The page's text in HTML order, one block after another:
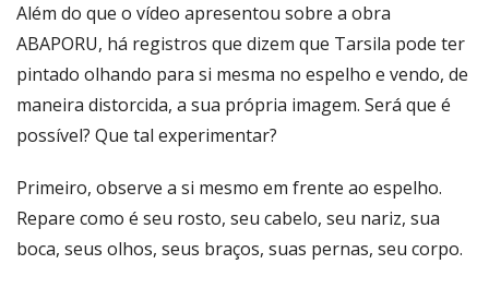
Além do que o vídeo apresentou sobre a obra
ABAPORU, há registros que dizem que Tarsila pode ter
pintado olhando para si mesma no espelho e vendo, de
maneira distorcida, a sua própria imagem. Será que é
possível? Que tal experimentar?
Primeiro, observe a si mesmo em frente ao espelho.
Repare como é seu rosto, seu cabelo, seu nariz, sua
boca, seus olhos, seus braços, suas pernas, seu corpo.